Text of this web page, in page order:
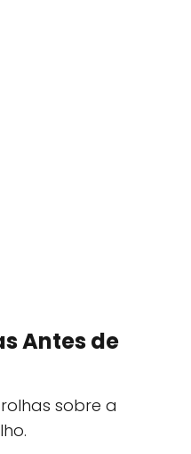
Antes de
sobre a